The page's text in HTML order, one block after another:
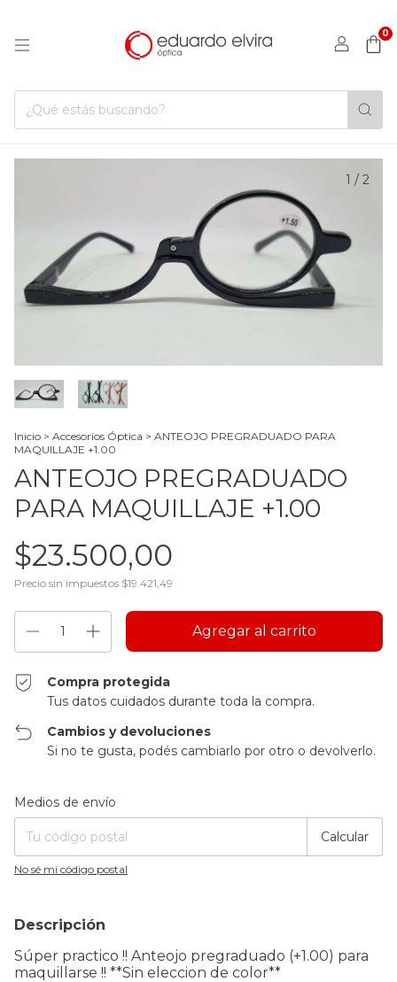
0
1 / 2
Inicio > Accesorios Óptica > ANTEOJO PREGRADUADO PARA
MAQUILLAJE +1.00
ANTEOJO PREGRADUADO
PARA MAQUILLAJE +1.00
$23.500,00
Precio sin impuestos $19.421,49
Compra protegida
Tus datos cuidados durante toda la compra.
Cambios y devoluciones
Si no te gusta, podés cambiarlo por otro o devolverlo.
Entregas para el CP:
Medios de envío
Calcular
No sé mi código postal
Descripción
Súper practico !! Anteojo pregraduado (+1.00) para
maquillarse !! **Sin eleccion de color**